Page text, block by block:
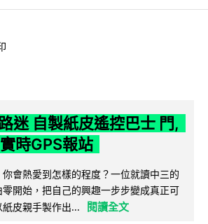
迷 自製紙皮遙控巴士 門,
時GPS報站
會熱愛到怎樣的程度？一位就讀中三的
開始，把自己的興趣一步步變成真正可
皮親手製作出...
閱讀全文